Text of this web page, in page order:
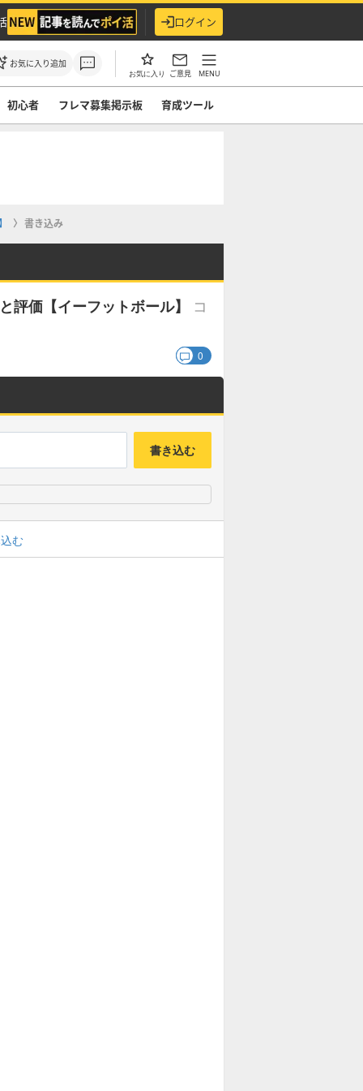
ログイン
お気に入り追加
お気に入り ご意見 MENU
初心者 フレマ募集掲示板 育成ツール
書き込み
評価【イーフットボール】
コ
0
書き込む
む